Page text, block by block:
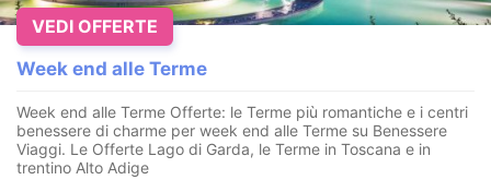
Week end alle Terme
Week end alle Terme Offerte: le Terme più romantiche e i centri
benessere di charme per week end alle Terme su Benessere
Viaggi. Le Offerte Lago di Garda, le Terme in Toscana e in
trentino Alto Adige
VEDI OFFERTE